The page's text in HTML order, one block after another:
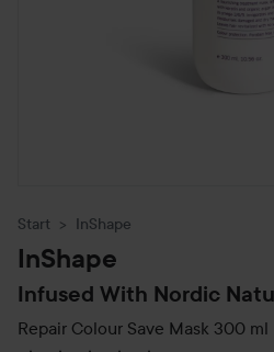
Start InShape
InShape
Infused With Nordic
Repair Colour Save Mask 300 ml